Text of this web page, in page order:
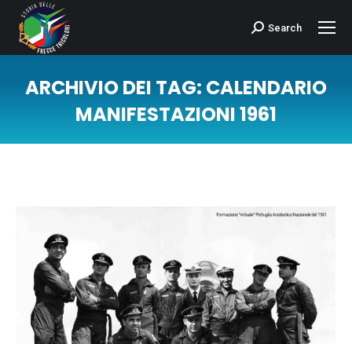
Cerca:Search
ARCHIVIO DEI TAG: CALENDARIO
MANIFESTAZIONI 1961